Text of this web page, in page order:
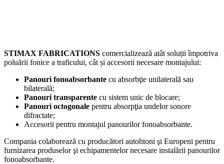
STIMAX FABRICATIONS comercializează atât soluții împotriva
poluării fonice a traficului, cât și accesorii necesare montajului:
Panouri fonoabsorbante cu absorbţie unilaterală sau
bilaterală;
Panouri transparente cu sistem unic de blocare;
Panouri octogonale pentru absorpţia undelor sonore
difractate;
Accesorii pentru montajul panourilor fonoabsorbante.
Compania colaborează cu producători autohtoni şi Europeni pentru
furnizarea produselor şi echipamentelor necesare instalării panourilor
fonoabsorbante.